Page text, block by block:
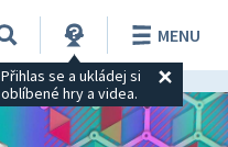
Přihlas se a ukládej si
oblíbené hry a videa.
MENU